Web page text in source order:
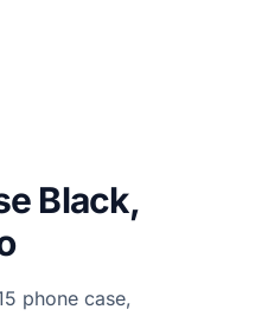
Black,
phone case,